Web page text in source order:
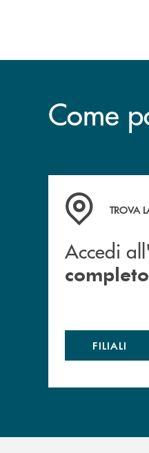
Come
Accedi all'
TROVA
Accedi all'
completo
FILIALI